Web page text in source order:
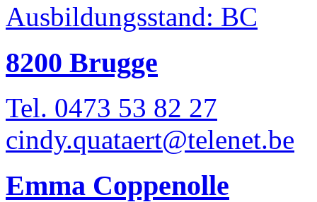
Ausbildungsstand: BC
8200 Brugge
Tel. 0473 53 82 27
cindy.quataert@telenet.be
Emma Coppenolle